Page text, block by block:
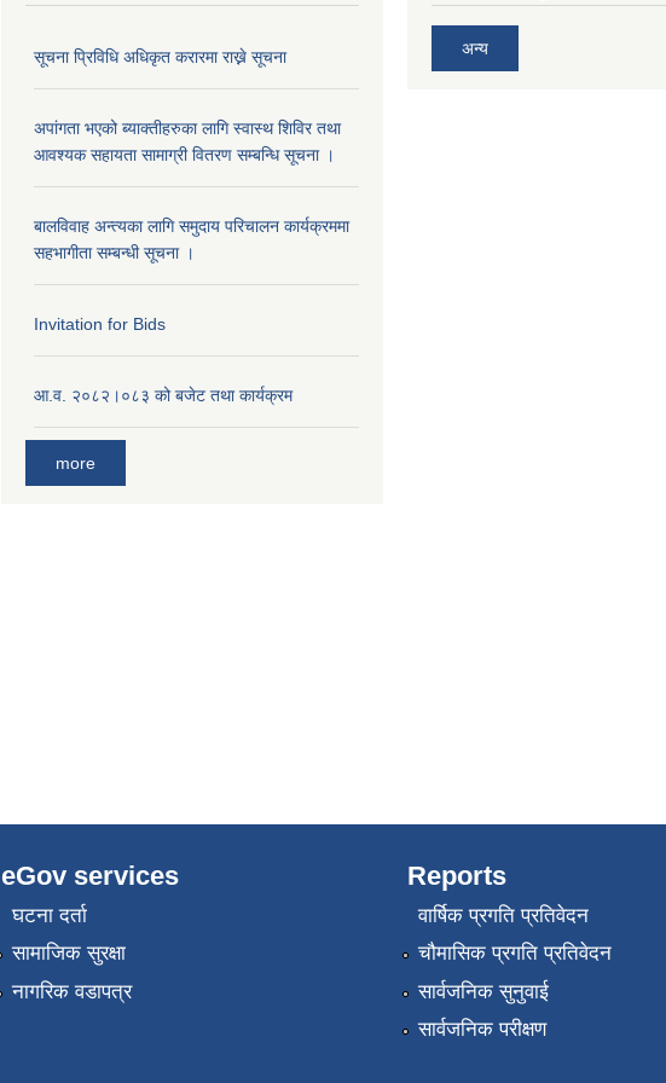
सूचना प्रिविधि अधिकृत करारमा राख्ने सूचना
अपांगता भएको ब्याक्तीहरुका लागि स्वास्थ शिविर तथा
आवश्यक सहायता सामाग्री वितरण सम्बन्धि सूचना ।
बालविवाह अन्त्यका लागि समुदाय परिचालन कार्यक्रममा
सहभागीता सम्बन्धी सूचना ।
Invitation for Bids
आ.व. २०८२।०८३ को बजेट तथा कार्यक्रम
more
अन्य
eGov services
घटना दर्ता
सामाजिक सुरक्षा
नागरिक वडापत्र
Reports
वार्षिक प्रगति प्रतिवेदन
चौमासिक प्रगति प्रतिवेदन
सार्वजनिक सुनुवाई
सार्वजनिक परीक्षण